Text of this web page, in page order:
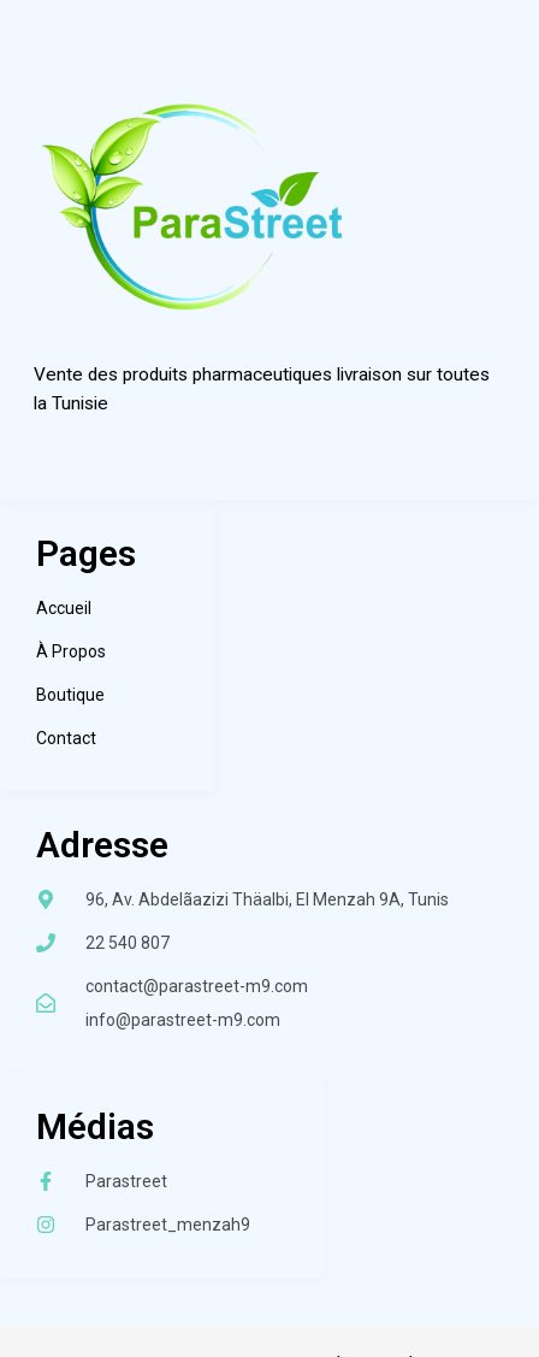
Vente des produits pharmaceutiques livraison sur toutes
la Tunisie
Pages
Accueil
À Propos
Boutique
Contact
Adresse
96, Av. Abdelãazizi Thäalbi, El Menzah 9A, Tunis
22 540 807
contact@parastreet-m9.com
info@parastreet-m9.com
Médias
Parastreet
Parastreet_menzah9